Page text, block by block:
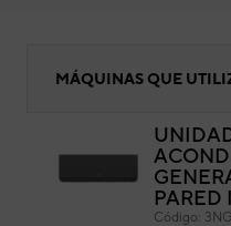
MÁQUINAS QUE
PARED
Código: